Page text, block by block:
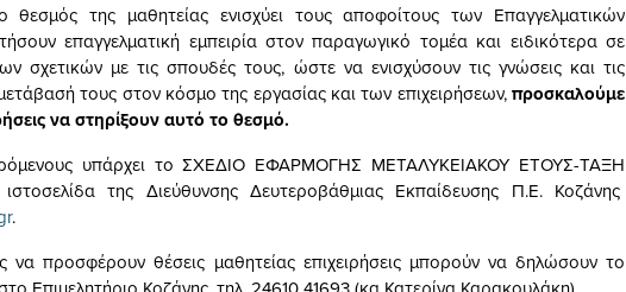
της μαθητείας ενισχύει τους αποφοίτους των Επαγγελματικών
επαγγελματική εμπειρία στον παραγωγικό τομέα και ειδικότερα σε
σχετικών με τις σπουδές τους, ώστε να ενισχύσουν τις γνώσεις και τις
τους στον κόσμο της εργασίας και των επιχειρήσεων,προσκαλούμε
να στηρίξουν αυτό το θεσμό.
υπάρχει το ΣΧΕΔΙΟ ΕΦΑΡΜΟΓΗΣ ΜΕΤΑΛΥΚΕΙΑΚΟΥ ΕΤΟΥΣ-ΤΑΞΗ
της Διεύθυνσης Δευτεροβάθμιας Εκπαίδευσης Π.Ε. Κοζάνης
.
να προσφέρουν θέσεις μαθητείας επιχειρήσεις μπορούν να δηλώσουν το